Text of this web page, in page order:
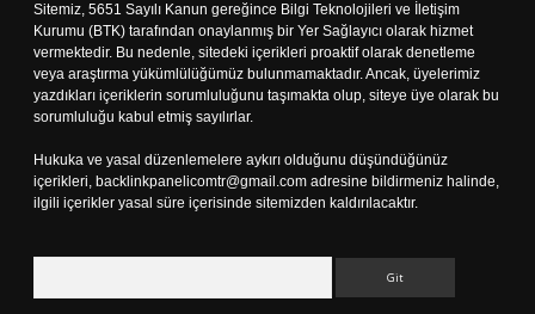
Sitemiz, 5651 Sayılı Kanun gereğince Bilgi Teknolojileri ve İletişim
Kurumu (BTK) tarafından onaylanmış bir Yer Sağlayıcı olarak hizmet
vermektedir. Bu nedenle, sitedeki içerikleri proaktif olarak denetleme
veya araştırma yükümlülüğümüz bulunmamaktadır. Ancak, üyelerimiz
yazdıkları içeriklerin sorumluluğunu taşımakta olup, siteye üye olarak bu
sorumluluğu kabul etmiş sayılırlar.
Hukuka ve yasal düzenlemelere aykırı olduğunu düşündüğünüz
içerikleri, backlinkpanelicomtr@gmail.com adresine bildirmeniz halinde,
ilgili içerikler yasal süre içerisinde sitemizden kaldırılacaktır.